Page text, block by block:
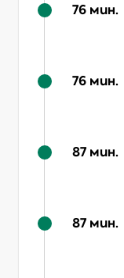
76 мин.
76 мин.
87 мин.
87 мин.